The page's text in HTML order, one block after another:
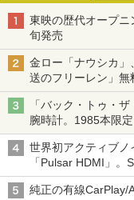
東映の歴代オープ
旬発売
金ロー「ナウシカ」
送のフリーレン」無
「バック・トゥ・
腕時計。1985本限定
世界初アクティブ
「Pulsar HDMI」。
純正の有線CarPlay/